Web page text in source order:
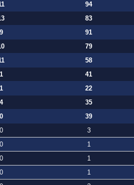
94
83
9 91
79
58
1 41
1 22
4 35
0 39
0 3
0 1
0 1
0 1